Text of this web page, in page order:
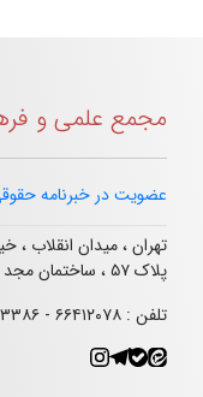
مجمع علمی و
عضویت در خبرنامه
تهران ، میدان انقلاب ،
پلاک ۵۷ ، ساختمان مجد
تلفن : ۶۶۴۱۲۰۷۸ - ۶۶۹۶۳۳۸۶ - ۰۲۱۶۶۴۹۵۰۳۴